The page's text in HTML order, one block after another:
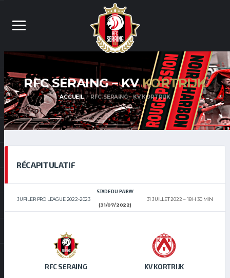
RFC SERAING – KVKORTRIJK
ACCUEIL RFC SERAING – KV KORTRIJK
RÉCAPITULATIF
JUPILER PRO LEAGUE 2022-2023
STADE DU PAIRAY
31 JUILLET 2022
18 H 30 MIN
(31/07/2022)
RFC SERAING KV KORTRIJK